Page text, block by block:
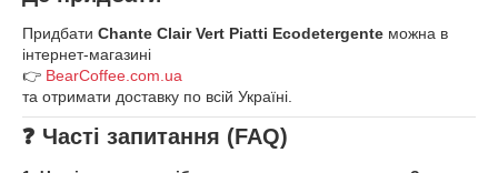
Придбати Chante Clair Vert Piatti Ecodetergente можна в
інтернет-магазині
👉 BearCoffee.com.ua
та отримати доставку по всій Україні.
❓ Часті запитання (FAQ)